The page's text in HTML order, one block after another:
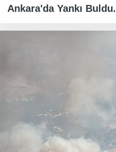
Ankara'da Yankı Buldu.